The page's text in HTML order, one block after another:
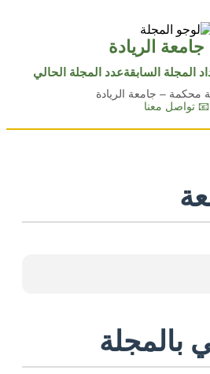
الريادة
المجلة السابقةعدد المجلة الحالي
محكمة – جامعة الريادة
📧 تواصل معنا
بالمجلة